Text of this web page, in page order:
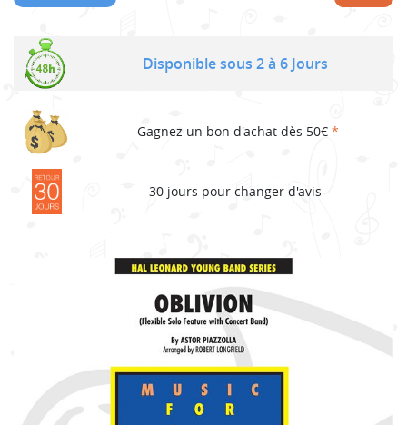
Disponible sous 2 à 6 Jours
Gagnez un bon d'achat dès 50€ *
30 jours pour changer d'avis